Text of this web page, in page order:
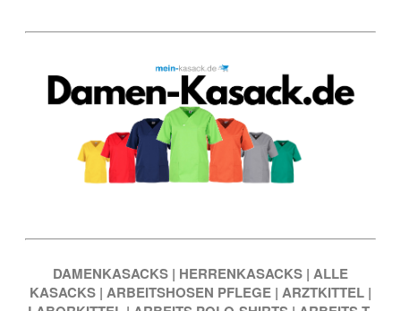
DAMENKASACKS | HERRENKASACKS | ALLE
KASACKS | ARBEITSHOSEN PFLEGE | ARZTKITTEL |